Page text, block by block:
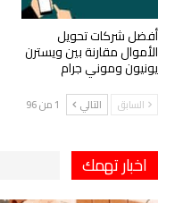
أفضل شركات تحويل
الأموال مقارنة بين ويسترن
يونيون وموني جرام
السابق التالي 1 من 96
اخبار تهمك